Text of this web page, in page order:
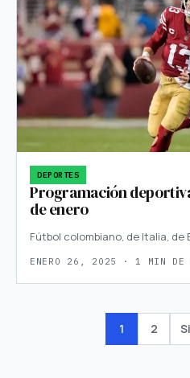
DEPORTES
Programación
de enero
Fútbol colombiano, de Italia, de
ENERO 26, 2025 · 1 MIN DE
1 2